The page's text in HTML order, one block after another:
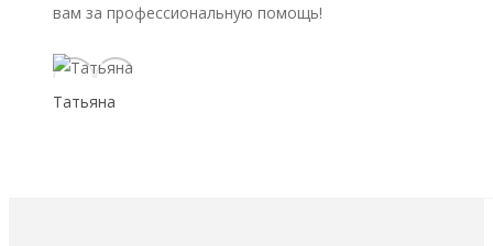
вам за профессиональную помощь!
Татьяна